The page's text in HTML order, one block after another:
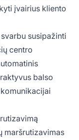
įvairius kliento
susipažinti
centro
balso
maršrutizavimas